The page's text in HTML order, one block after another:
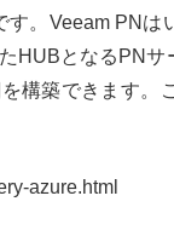
。 Veeam PN は
HUBとなる PNサ
構築できます。
azure.html